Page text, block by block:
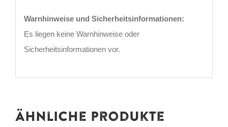
Warnhinweise und Sicherheitsinformationen:
Es liegen keine Warnhinweise oder
Sicherheitsinformationen vor.
Ähnliche Produkte